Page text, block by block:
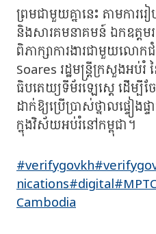
ព្រមជាមួយគ្នានេះ តាមកា
និងសារគមនាគមន៍ ឯកឧត្តមរ
ពិភាក្សាការងារជាមួយលោក
Soares រដ្ឋមន្ត្រីក្រសួងអប់រំ
ធិបតេយ្យទីម័រឡេស្តេ ដើម្បី
ដាក់ឱ្យប្រើប្រាស់ថ្នាលផ្ទៀងផ្
ក្នុងវិស័យអប់រំនៅកម្ពុជា។
#verifygovkh
nications#digital
Cambodia